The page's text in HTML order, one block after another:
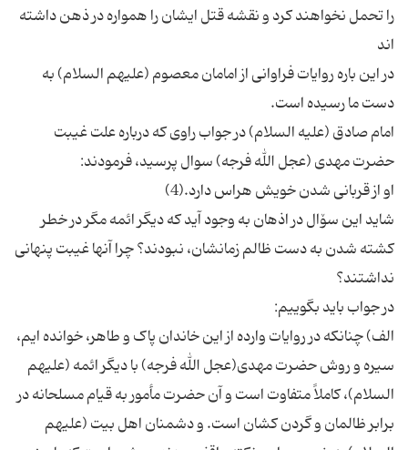
را تحمل نخواهند کرد و نقشه قتل ایشان را همواره در ذهن داشته
در این باره روایات فراوانی از امامان معصوم (علیهم السلام) به
امام صادق (علیه السلام) در جواب راوی که درباره علت غیبت
شاید این سۆال در اذهان به وجود آید که دیگر ائمه مگر در خطر
کشته شدن به دست ظالم زمانشان، نبودند؟ چرا آنها غیبت پنهانی
الف) چنانکه در روایات وارده از این خاندان پاک و طاهر، خوانده ایم،
سیره و روش حضرت مهدی(عجل الله فرجه) با دیگر ائمه (علیهم
السلام)، کاملاً متفاوت است و آن حضرت مأمور به قیام مسلحانه در
برابر ظالمان و گردن کشان است. و دشمنان اهل بیت (علیهم